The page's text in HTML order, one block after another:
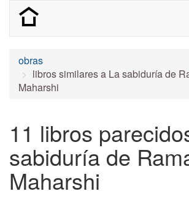
obras
libros similares a La sabiduría de
Maharshi
11 libros
sabiduría de
Maharshi